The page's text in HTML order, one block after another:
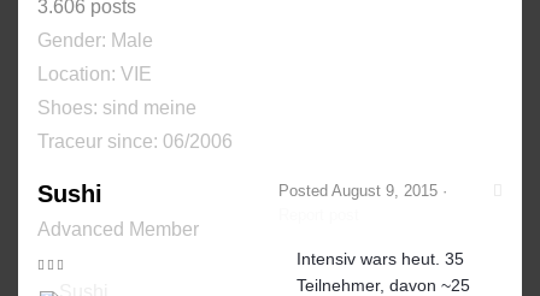
3.606 posts
Gender: Male
Location: VIE
Shoes: sind meine
Traceur since: 06/2006
Sushi
Advanced Member
Posted August 9, 2015 ·
Intensiv wars heut. 35
Teilnehmer, davon ~25